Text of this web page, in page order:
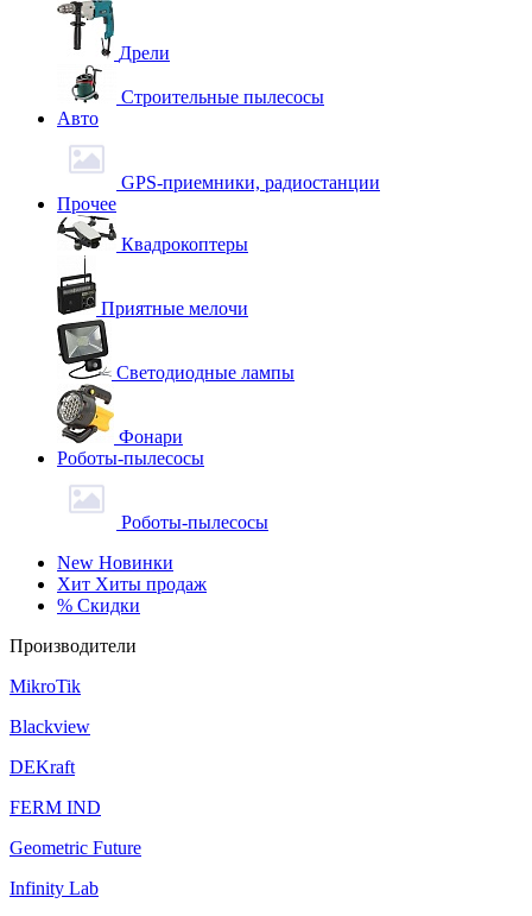
Дрели
Строительные пылесосы
Авто
GPS-приемники, радиостанции
Прочее
Квадрокоптеры
Приятные мелочи
Светодиодные лампы
Фонари
Роботы-пылесосы
Роботы-пылесосы
New Новинки
Хит Хиты продаж
% Скидки
Производители
MikroTik
Blackview
DEKraft
FERM IND
Geometric Future
Infinity Lab